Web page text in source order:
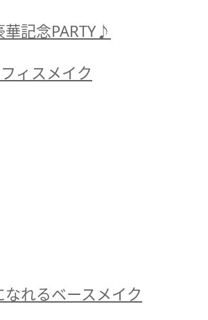
記念PARTY♪
ィスメイク
れるベースメイク